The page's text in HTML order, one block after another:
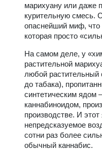
марихуану или даже
курительную смесь.
опаснейший миф, что
которая просто
На самом деле, у
растительной
любой растительный
до табака),
синтетическим ядом
каннабиноидом,
производстве. И
непредсказуемое
сотни раз более
обычный каннабис.